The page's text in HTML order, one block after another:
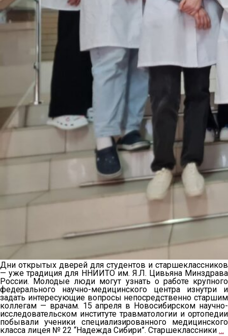
Дни открытых дверей для студентов и старшеклассников
— уже традиция для ННИИТО им. Я.Л. Цивьяна Минздрава
России. Молодые люди могут узнать о работе крупного
федерального научно-медицинского центра изнутри и
задать интересующие вопросы непосредственно старшим
коллегам — врачам. 15 апреля в Новосибирском научно-
исследовательском институте травматологии и ортопедии
побывали ученики специализированного медицинского
класса лицея № 22 “Надежда Сибири”. Старшеклассники …